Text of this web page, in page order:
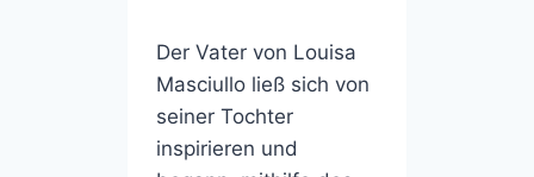
Der Vater von Louisa
Masciullo ließ sich von
seiner Tochter
inspirieren und